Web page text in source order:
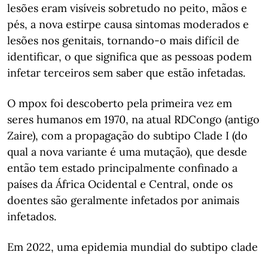
lesões eram visíveis sobretudo no peito, mãos e
pés, a nova estirpe causa sintomas moderados e
lesões nos genitais, tornando-o mais difícil de
identificar, o que significa que as pessoas podem
infetar terceiros sem saber que estão infetadas.
O mpox foi descoberto pela primeira vez em
seres humanos em 1970, na atual RDCongo (antigo
Zaire), com a propagação do subtipo Clade I (do
qual a nova variante é uma mutação), que desde
então tem estado principalmente confinado a
países da África Ocidental e Central, onde os
doentes são geralmente infetados por animais
infetados.
Em 2022, uma epidemia mundial do subtipo clade